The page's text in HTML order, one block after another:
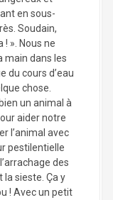
en sous-
Soudain,
! ». Nous ne
main dans les
du cours d’eau
chose.
un animal à
aider notre
l’animal avec
pestilentielle
des
la sieste. Ça y
! Avec un petit